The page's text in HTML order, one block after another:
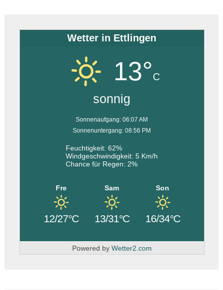
Wetter in Ettlingen
13°C
sonnig
Sonnenaufgang: 06:07 AM
Sonnenuntergang: 08:56 PM
Feuchtigkeit: 62%
Windgeschwindigkeit: 5 Km/h
Chance für Regen: 2%
Fre
12/27°C
Sam
13/31°C
Son
16/34°C
Powered by Wetter2.com